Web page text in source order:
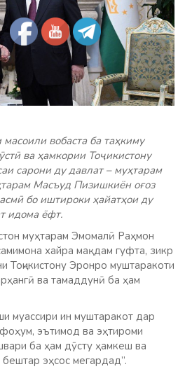
вобаста ба таҳкиму
ва ҳамкории Тоҷикистону
сарони ду давлат – муҳтарам
Масъуд Пизишкиён оғоз
бо иштироки ҳайатҳои ду
идома ёфт.
муҳтарам Эмомалӣ Раҳмон
хайра мақдам гуфта, зикр
Тоҷикистону Эронро муштаракоти
ва тамаддунӣ ба ҳам
муассири ин муштаракот дар
эътимод ва эҳтироми
ба ҳам дӯсту ҳамкеш ва
эҳсос мегардад”.